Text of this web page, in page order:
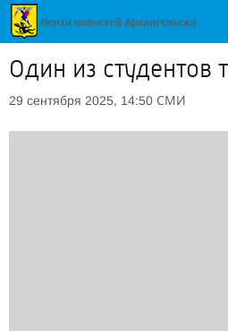
Один из студентов
29 сентября 2025, 14:50 СМИ